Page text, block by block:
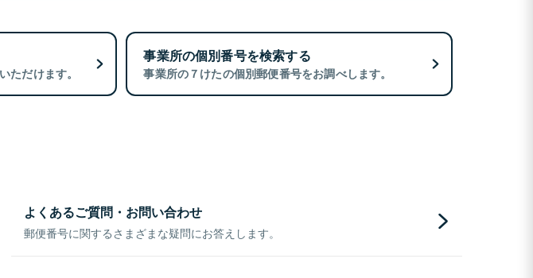
ただけます。
事業所の個別番号を検索する
事業所の７けたの個別郵便番号をお調べします。
よくあるご質問・お問い合わせ
郵便番号に関するさまざまな疑問にお答えします。